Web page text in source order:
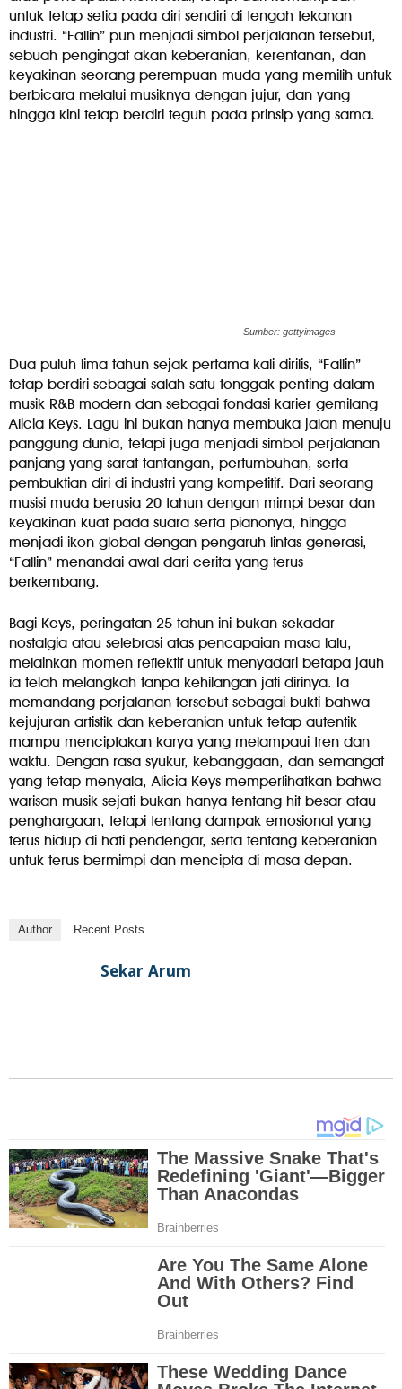
untuk tetap setia pada diri sendiri di tengah tekanan
industri. “Fallin” pun menjadi simbol perjalanan tersebut,
sebuah pengingat akan keberanian, kerentanan, dan
keyakinan seorang perempuan muda yang memilih untuk
berbicara melalui musiknya dengan jujur, dan yang
hingga kini tetap berdiri teguh pada prinsip yang sama.
Sumber: gettyimages
Dua puluh lima tahun sejak pertama kali dirilis, “Fallin”
tetap berdiri sebagai salah satu tonggak penting dalam
musik R&B modern dan sebagai fondasi karier gemilang
Alicia Keys. Lagu ini bukan hanya membuka jalan menuju
panggung dunia, tetapi juga menjadi simbol perjalanan
panjang yang sarat tantangan, pertumbuhan, serta
pembuktian diri di industri yang kompetitif. Dari seorang
musisi muda berusia 20 tahun dengan mimpi besar dan
keyakinan kuat pada suara serta pianonya, hingga
menjadi ikon global dengan pengaruh lintas generasi,
“Fallin” menandai awal dari cerita yang terus
berkembang.
Bagi Keys, peringatan 25 tahun ini bukan sekadar
nostalgia atau selebrasi atas pencapaian masa lalu,
melainkan momen reflektif untuk menyadari betapa jauh
ia telah melangkah tanpa kehilangan jati dirinya. Ia
memandang perjalanan tersebut sebagai bukti bahwa
kejujuran artistik dan keberanian untuk tetap autentik
mampu menciptakan karya yang melampaui tren dan
waktu. Dengan rasa syukur, kebanggaan, dan semangat
yang tetap menyala, Alicia Keys memperlihatkan bahwa
warisan musik sejati bukan hanya tentang hit besar atau
penghargaan, tetapi tentang dampak emosional yang
terus hidup di hati pendengar, serta tentang keberanian
untuk terus bermimpi dan mencipta di masa depan.
Author Recent Posts
Sekar Arum